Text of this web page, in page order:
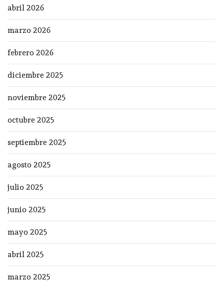
abril 2026
marzo 2026
febrero 2026
diciembre 2025
noviembre 2025
octubre 2025
septiembre 2025
agosto 2025
julio 2025
junio 2025
mayo 2025
abril 2025
marzo 2025